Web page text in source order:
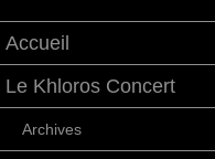
Accueil
Le Khloros Concert
Archives